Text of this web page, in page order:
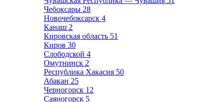
Чебоксары 28
Новочебоксарск 4
Канаш 2
Кировская область 51
Киров 30
Слободской 4
Омутнинск 2
Республика Хакасия 50
Абакан 25
Черногорск 12
Саяногорск 5